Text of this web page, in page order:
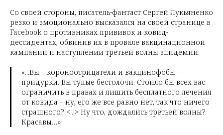
Со своей стороны, писатель-фантаст Сергей Лукьяненко
резко и эмоционально высказался на своей странице в
Facebook о противниках прививок и ковид-
дессидентах, обвинив их в провале вакцинационной
кампании и наступлении третьей волны эпидемии:
«...Вы – короноотрицатели и вакцинофобы –
придурки. Вы тупые бестолочи. Стоило бы всех вас
ограничить в правах и лишить бесплатного лечения
от ковида – ну, его же все равно нет, так что ничего
страшного? <...> Ну что, дождались третьей волны?
Красавы…»